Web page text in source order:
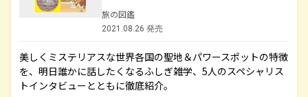
旅の図鑑
2021.08.26 発売
美しくミステリアスな世界各国の聖地＆パワースポットの特徴
を、明日誰かに話したくなるふしぎ雑学、5人のスペシャリス
トインタビューとともに徹底紹介。